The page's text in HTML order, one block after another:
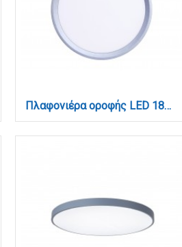
Πλαφονιέρα οροφής LED 18W 3CCT (by switch on base) σε ασημί απόχρωση D:23x2,5cm (42036-E-Silver)